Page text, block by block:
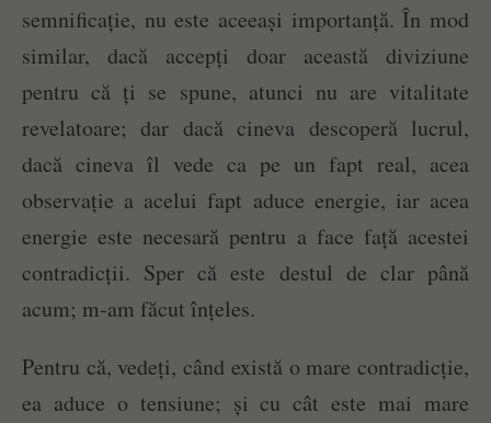
semnificație, nu este aceeași importanță. În mod
similar, dacă accepți doar această diviziune
pentru că ți se spune, atunci nu are vitalitate
revelatoare; dar dacă cineva descoperă lucrul,
dacă cineva îl vede ca pe un fapt real, acea
observație a acelui fapt aduce energie, iar acea
energie este necesară pentru a face față acestei
contradicții. Sper că este destul de clar până
acum; m-am făcut înțeles.
Pentru că, vedeți, când există o mare contradicție,
ea aduce o tensiune; și cu cât este mai mare